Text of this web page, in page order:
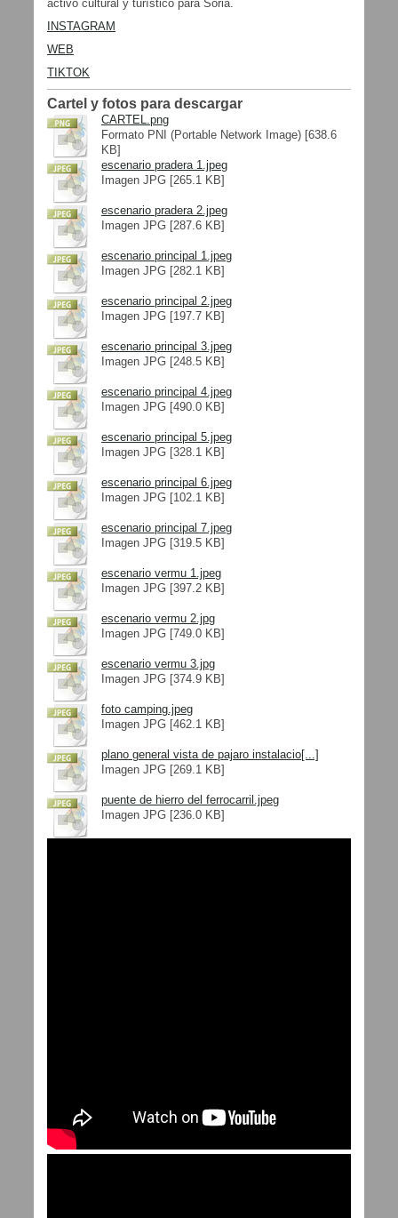
activo cultural y turístico para Soria.
INSTAGRAM
WEB
TIKTOK
Cartel y fotos para descargar
CARTEL.png
Formato PNI (Portable Network Image) [638.6
KB]
escenario pradera 1.jpeg
Imagen JPG [265.1 KB]
escenario pradera 2.jpeg
Imagen JPG [287.6 KB]
escenario principal 1.jpeg
Imagen JPG [282.1 KB]
escenario principal 2.jpeg
Imagen JPG [197.7 KB]
escenario principal 3.jpeg
Imagen JPG [248.5 KB]
escenario principal 4.jpeg
Imagen JPG [490.0 KB]
escenario principal 5.jpeg
Imagen JPG [328.1 KB]
escenario principal 6.jpeg
Imagen JPG [102.1 KB]
escenario principal 7.jpeg
Imagen JPG [319.5 KB]
escenario vermu 1.jpeg
Imagen JPG [397.2 KB]
escenario vermu 2.jpg
Imagen JPG [749.0 KB]
escenario vermu 3.jpg
Imagen JPG [374.9 KB]
foto camping.jpeg
Imagen JPG [462.1 KB]
plano general vista de pajaro instalacio[...]
Imagen JPG [269.1 KB]
puente de hierro del ferrocarril.jpeg
Imagen JPG [236.0 KB]